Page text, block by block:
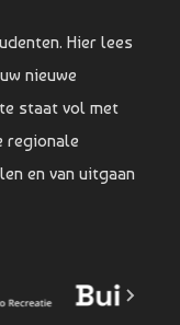
Hier lees
nieuwe
staat vol met
regionale
en van uitgaan